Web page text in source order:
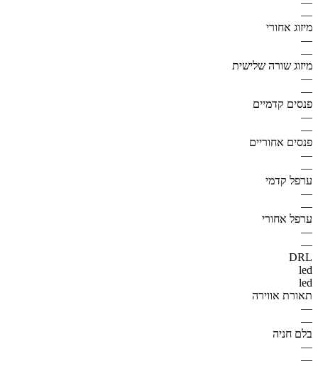
—
מיזוג אחורי
—
—
מיזוג שורה שלישית
—
—
פנסים קדמיים
—
—
פנסים אחוריים
—
—
ערפל קדמי
—
—
ערפל אחורי
—
—
DRL
led
led
תאורת אווירה
—
—
בלם חניה
—
—